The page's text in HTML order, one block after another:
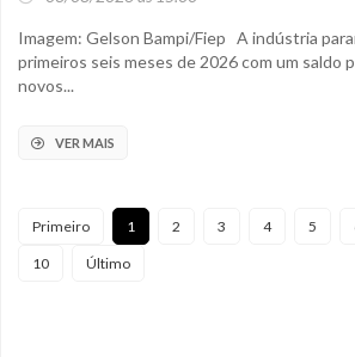
Imagem: Gelson Bampi/Fiep A indústria
primeiros seis meses de 2026 com um saldo
novos...
VER MAIS
Primeiro 1 2 3 4 5
10 Último